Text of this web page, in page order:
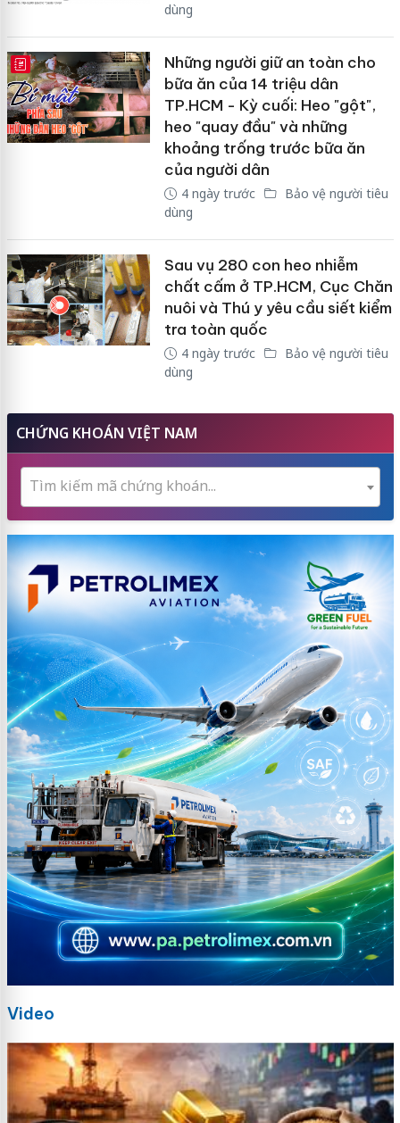
dùng
E-MAGAZINE
Những người giữ an toàn cho
bữa ăn của 14 triệu dân
TP.HCM - Kỳ cuối: Heo "gột",
heo "quay đầu" và những
khoảng trống trước bữa ăn
của người dân
4 ngày trước
Bảo vệ người tiêu
dùng
Sau vụ 280 con heo nhiễm
chất cấm ở TP.HCM, Cục Chăn
nuôi và Thú y yêu cầu siết kiểm
tra toàn quốc
4 ngày trước
Bảo vệ người tiêu
dùng
CHỨNG KHOÁN VIỆT NAM
Tìm kiếm mã chứng khoán...
Video